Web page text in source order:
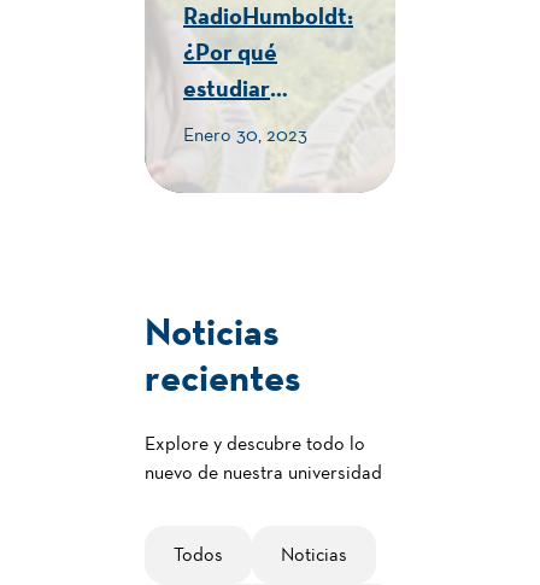
RadioHumboldt:
¿Por qué
estudiar
Turismo en la
Humboldt? -
CUE Alexander
Enero 30, 2023
Noticias
recientes
Explore y descubre todo lo
nuevo de nuestra universidad
Todos Noticias